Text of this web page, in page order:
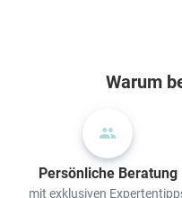
Warum
Persönliche Beratung
mit exklusiven